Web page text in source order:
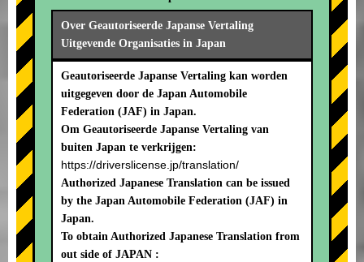
Over Geautoriseerde Japanse Vertaling
Uitgevende Organisaties in Japan
Geautoriseerde Japanse Vertaling kan worden
uitgegeven door de Japan Automobile
Federation (JAF) in Japan.
Om Geautoriseerde Japanse Vertaling van
buiten Japan te verkrijgen:
https://driverslicense.jp/translation/
Authorized Japanese Translation can be issued
by the Japan Automobile Federation (JAF) in
Japan.
To obtain Authorized Japanese Translation from
out side of JAPAN :